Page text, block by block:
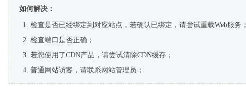
如何解决：
检查是否已经绑定到对应站点，若确认已绑定，请尝试重载Web服务；
检查端口是否正确；
若您使用了CDN产品，请尝试清除CDN缓存；
普通网站访客，请联系网站管理员；